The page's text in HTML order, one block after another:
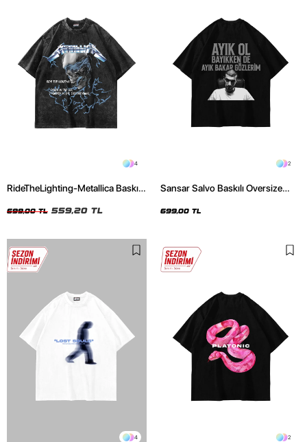
4
RideTheLighting-Metallica Baskılı
Tshirt
699,00 TL 559,20 TL
2
Sansar Salvo Baskılı Oversize
699,00 TL
4 2